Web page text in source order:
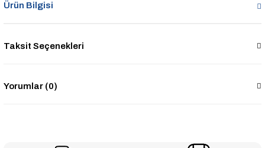
Ürün Bilgisi
Taksit Seçenekleri
Yorumlar (0)